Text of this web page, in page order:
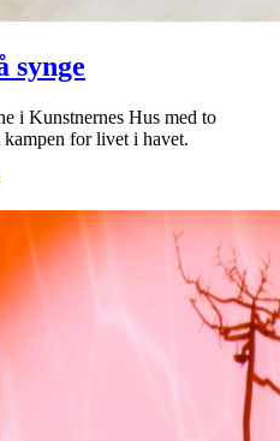
synge
i Kunstnernes Hus med to
for livet i havet.